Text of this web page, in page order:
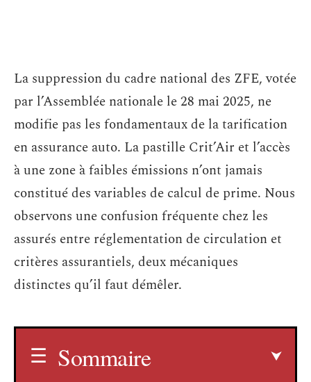
La suppression du cadre national des ZFE, votée
par l’Assemblée nationale le 28 mai 2025, ne
modifie pas les fondamentaux de la tarification
en assurance auto. La pastille Crit’Air et l’accès
à une zone à faibles émissions n’ont jamais
constitué des variables de calcul de prime. Nous
observons une confusion fréquente chez les
assurés entre réglementation de circulation et
critères assurantiels, deux mécaniques
distinctes qu’il faut démêler.
Sommaire